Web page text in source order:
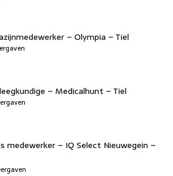
– Olympia – Tiel
– Medicalhunt – Tiel
medewerker – IQ Select Nieuwegein –